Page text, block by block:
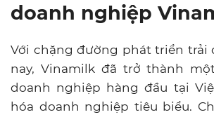
doanh nghiệp
Với chặng đường phát triển trải
nay, Vinamilk đã trở thành
doanh nghiệp hàng đầu tại
hóa doanh nghiệp tiêu biểu.